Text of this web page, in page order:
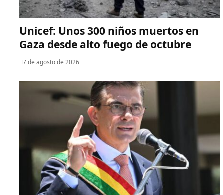
Unicef: Unos 300 niños muertos en
Gaza desde alto fuego de octubre
7 de agosto de 2026